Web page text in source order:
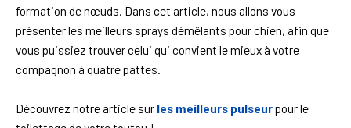
formation de nœuds. Dans cet article, nous allons vous
présenter les meilleurs sprays démêlants pour chien, afin que
vous puissiez trouver celui qui convient le mieux à votre
compagnon à quatre pattes.
Découvrez notre article sur les meilleurs pulseurpour le